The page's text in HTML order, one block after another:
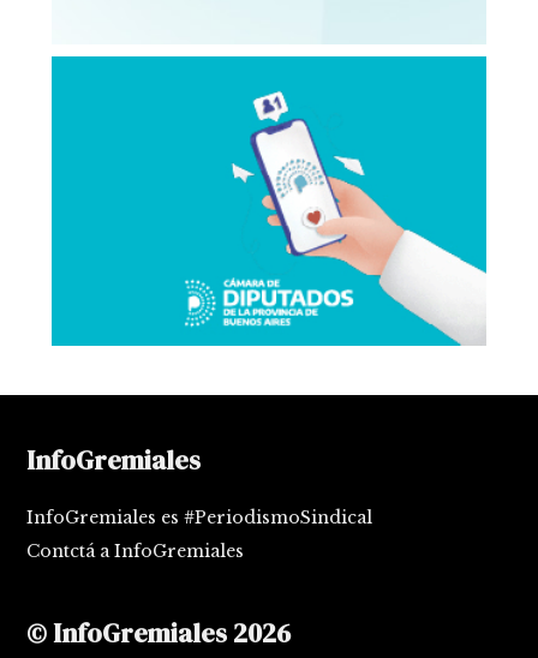
InfoGremiales
InfoGremiales es #PeriodismoSindical
Contctá a InfoGremiales
© InfoGremiales 2026